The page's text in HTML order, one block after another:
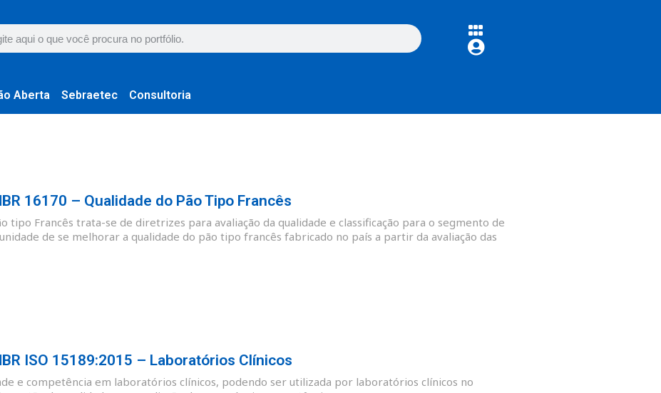
Aberta Sebraetec Consultoria
16170 – Qualidade do Pão Tipo Francês
tipo Francês trata-se de diretrizes para avaliação da qualidade e classificação para o segmento de
de se melhorar a qualidade do pão tipo francês fabricado no país a partir da avaliação das
ISO 15189:2015 – Laboratórios Clínicos
e competência em laboratórios clínicos, podendo ser utilizada por laboratórios clínicos no